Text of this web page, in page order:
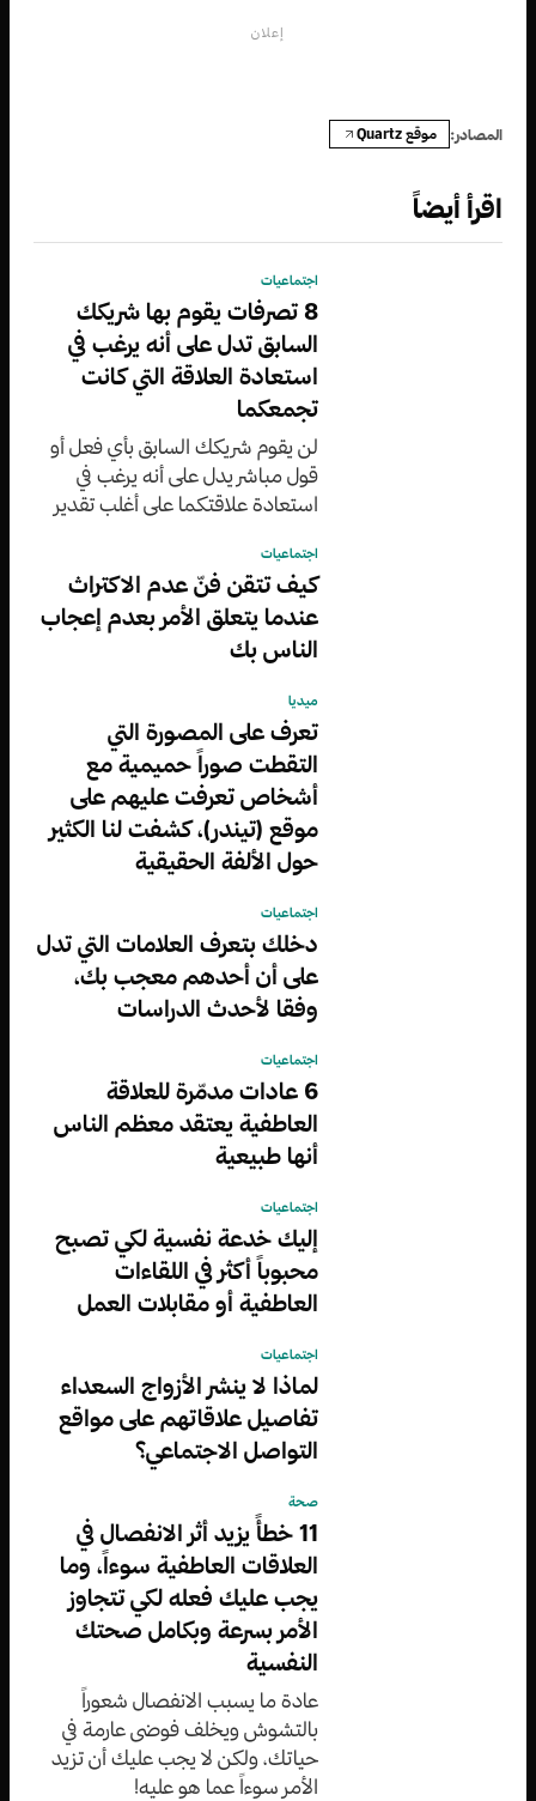
إعلان
المصادر: موقع Quartz
اقرأ أيضاً
اجتماعيات
8 تصرفات يقوم بها شريكك
السابق تدل على أنه يرغب في
استعادة العلاقة التي كانت
تجمعكما
لن يقوم شريكك السابق بأي فعل أو
قول مباشر يدل على أنه يرغب في
استعادة علاقتكما على أغلب تقدير
اجتماعيات
كيف تتقن فنّ عدم الاكتراث
عندما يتعلق الأمر بعدم إعجاب
الناس بك
ميديا
تعرف على المصورة التي
التقطت صوراً حميمية مع
أشخاص تعرفت عليهم على
موقع (تيندر)، كشفت لنا الكثير
حول الألفة الحقيقية
اجتماعيات
دخلك بتعرف العلامات التي تدل
على أن أحدهم معجب بك،
وفقا لأحدث الدراسات
اجتماعيات
6 عادات مدمّرة للعلاقة
العاطفية يعتقد معظم الناس
أنها طبيعية
اجتماعيات
إليك خدعة نفسية لكي تصبح
محبوباً أكثر في اللقاءات
العاطفية أو مقابلات العمل
اجتماعيات
لماذا لا ينشر الأزواج السعداء
تفاصيل علاقاتهم على مواقع
التواصل الاجتماعي؟
صحة
11 خطأً يزيد أثر الانفصال في
العلاقات العاطفية سوءاً، وما
يجب عليك فعله لكي تتجاوز
الأمر بسرعة وبكامل صحتك
النفسية
عادة ما يسبب الانفصال شعوراً
بالتشوش ويخلف فوضى عارمة في
حياتك، ولكن لا يجب عليك أن تزيد
الأمر سوءاً عما هو عليه!